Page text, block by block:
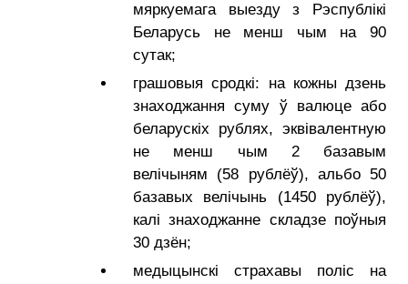
мяркуемага выезду з Рэспублікі
Беларусь не менш чым на 90
сутак;
грашовыя сродкі: на кожны дзень
знаходжання суму ў валюце або
беларускіх рублях, эквівалентную
не менш чым 2 базавым
велічыням (58 рублёў), альбо 50
базавых велічынь (1450 рублёў),
калі знаходжанне складзе поўныя
30 дзён;
медыцынскі страхавы поліс на